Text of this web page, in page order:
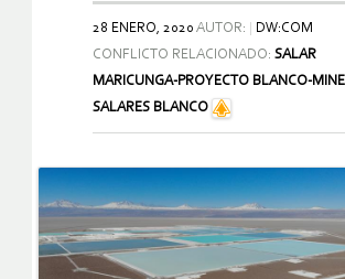
28 ENERO, 2020 AUTOR:
DW:COM
CONFLICTO RELACIONADO: SALAR
MARICUNGA-PROYECTO BLANCO-
SALARES BLANCO